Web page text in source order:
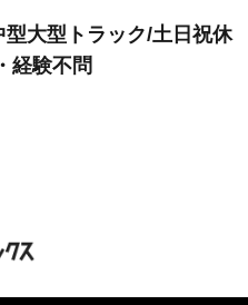
大型トラック/土日祝休
経験不問